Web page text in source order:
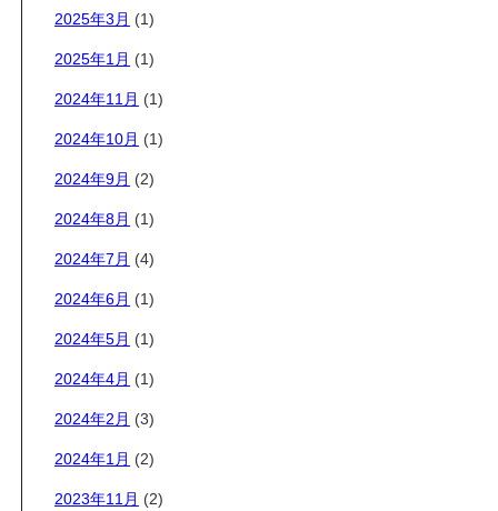
2025年3月 (1)
2025年1月 (1)
2024年11月 (1)
2024年10月 (1)
2024年9月 (2)
2024年8月 (1)
2024年7月 (4)
2024年6月 (1)
2024年5月 (1)
2024年4月 (1)
2024年2月 (3)
2024年1月 (2)
2023年11月 (2)